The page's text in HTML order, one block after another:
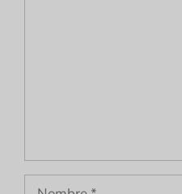
Nombre